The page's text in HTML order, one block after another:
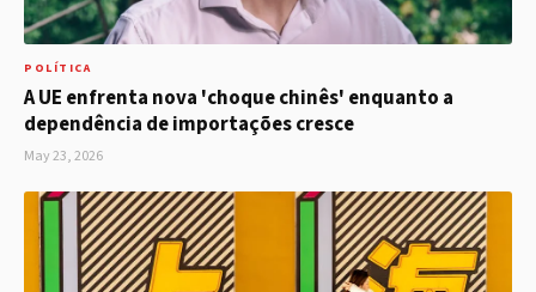
POLÍTICA
A UE enfrenta nova 'choque chinês' enquanto a
dependência de importações cresce
May 23, 2026